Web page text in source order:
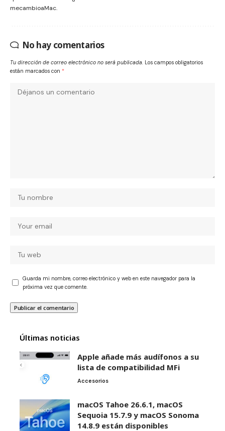
mecambioaMac.
No hay comentarios
Tu dirección de correo electrónico no será publicada. Los campos obligatorios
están marcados con *
Guarda mi nombre, correo electrónico y web en este navegador para la
próxima vez que comente.
Últimas noticias
Apple añade más audífonos a su
lista de compatibilidad MFi
Accesorios
macOS Tahoe 26.6.1, macOS
Sequoia 15.7.9 y macOS Sonoma
14.8.9 están disponibles